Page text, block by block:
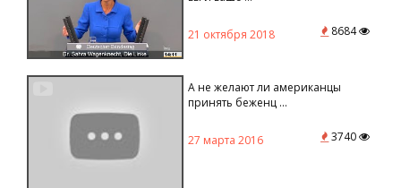
21 октября 2018 8684
А не желают ли американцы
принять беженц ...
27 марта 2016 3740